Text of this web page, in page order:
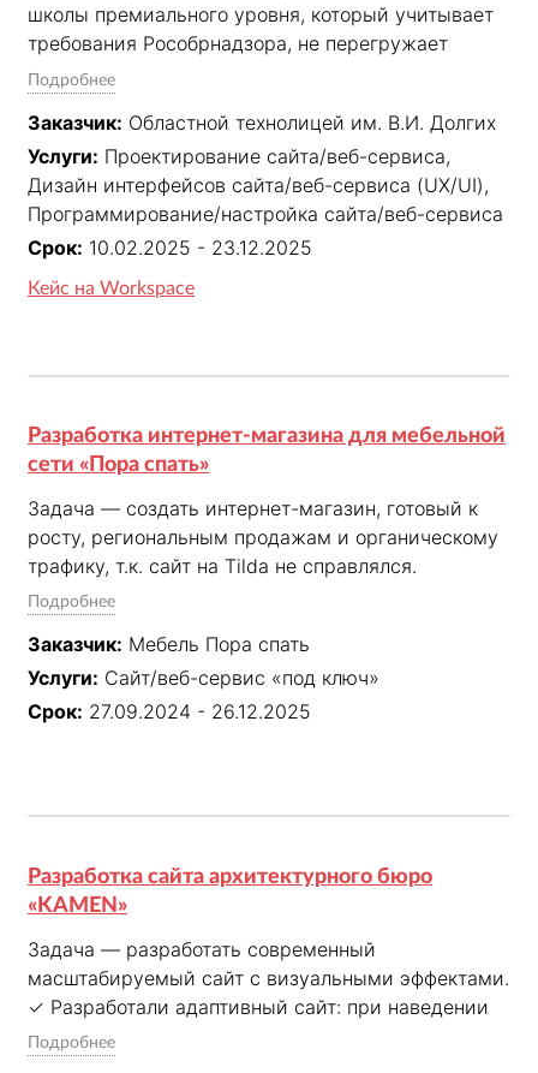
школы премиального уровня, который учитывает
требования Рособрнадзора, не перегружает
пользователей контентом и усиливает имидж.
✓ Разработали дизайн с интерактивной подачей
ключевых смыслов.
✓ Пересобрали структуру, упростили навигацию,
внедрили каталог программ и подключили
онлайн-оплату.
✓ Разработали 4 формы обратной связи и
масштабируемую админку
✓ Настроили SEO и аналитику
Подробнее
Заказчик: Областной технолицей им. В.И. Долгих
Услуги: Проектирование сайта/веб-сервиса,
Дизайн интерфейсов сайта/веб-сервиса (UX/UI),
Программирование/настройка сайта/веб-сервиса
Срок: 10.02.2025 - 23.12.2025
Кейс на Workspace
Разработка интернет-магазина для мебельной
сети «Пора спать»
Задача — создать интернет-магазин, готовый к
росту, региональным продажам и органическому
трафику, т.к. сайт на Tilda не справлялся.
✓ Разработали полноценный интернет-магазин с
Продумали структуру и сценарии покупок, чтобы
сократить путь до заказа.
✓ Реализовали региональные цены, умные
Подробнее
Заказчик: Мебель Пора спать
Услуги: Сайт/веб-сервис «под ключ»
Срок: 27.09.2024 - 26.12.2025
Разработка сайта архитектурного бюро
«KAMEN»
Задача — разработать современный
масштабируемый сайт с визуальными эффектами.
✓ Разработали адаптивный сайт: при наведении
курсора меняется логотип и контактная
информация.
Подробнее